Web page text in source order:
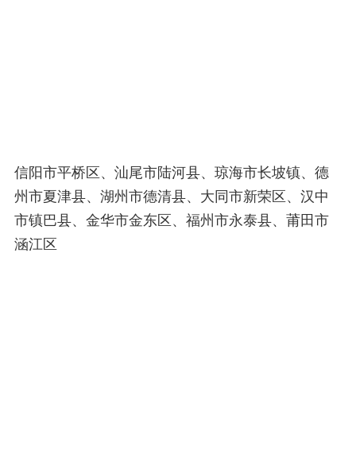
信阳市平桥区、汕尾市陆河县、琼海市长坡镇、德
州市夏津县、湖州市德清县、大同市新荣区、汉中
市镇巴县、金华市金东区、福州市永泰县、莆田市
涵江区